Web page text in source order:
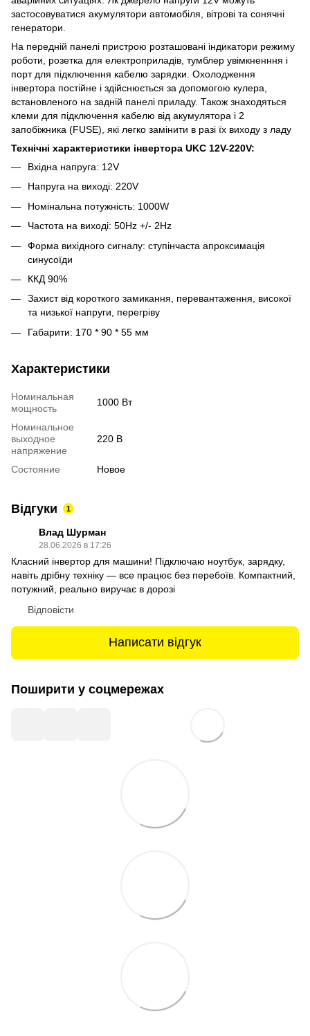
застосовуватися акумулятори автомобіля, вітрові та сонячні
генератори.
На передній панелі пристрою розташовані індикатори режиму
роботи, розетка для електроприладів, тумблер увімкненння і
порт для підключення кабелю зарядки. Охолодження
інвертора постійне і здійснюється за допомогою кулера,
встановленого на задній панелі приладу. Також знаходяться
клеми для підключення кабелю від акумулятора і 2
запобіжника (FUSE), які легко замінити в разі їх виходу з ладу
Технічні характеристики інвертора UKC 12V-220V:
Вхідна напруга: 12V
Напруга на виході: 220V
Номінальна потужність: 1000W
Частота на виході: 50Hz +/- 2Hz
Форма вихідного сигналу: ступінчаста апроксимація
синусоїди
ККД 90%
Захист від короткого замикання, перевантаження, високої
та низької напруги, перегріву
Габарити: 170 * 90 * 55 мм
Характеристики
Номинальная
мощность
1000 Вт
Номинальное
выходное
напряжение
220 В
Состояние Новое
Відгуки 1
Влад Шурман
28.06.2026 в 17:26
Класний інвертор для машини! Підключаю ноутбук, зарядку,
навіть дрібну техніку — все працює без перебоїв. Компактний,
потужний, реально виручає в дорозі
Відповісти
Написати відгук
Поширити у соцмережах